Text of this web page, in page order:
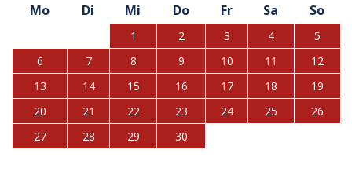
Mo
Di Mi Do Fr Sa So
1 2 3 4
5
6
7 8 9 10 11
12
13
14 15 16 17 18
19
20
21 22 23 24 25
26
27
28 29 30